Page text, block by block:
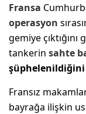
Fransa
operasyon
gemiye
tankerin sahte
şüphelenildiğini
Fransız
bayrağa ilişkin